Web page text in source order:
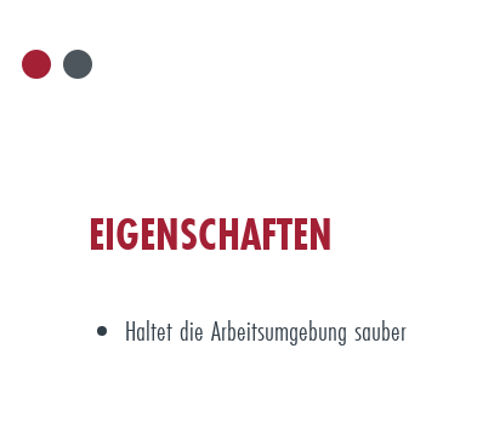
EIGENSCHAFTEN
Haltet die Arbeitsumgebung sauber